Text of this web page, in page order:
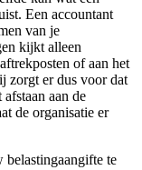
Een accountant
van je
kijkt alleen
of aan het
zorgt er dus voor dat
aan de
de organisatie er
belastingaangifte te